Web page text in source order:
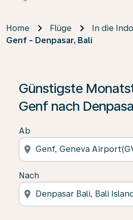
Home Flüge
In die
Genf - Denpasar, Bali
Günstigste
Genf nach
Ab
location_on
Nach
location_on